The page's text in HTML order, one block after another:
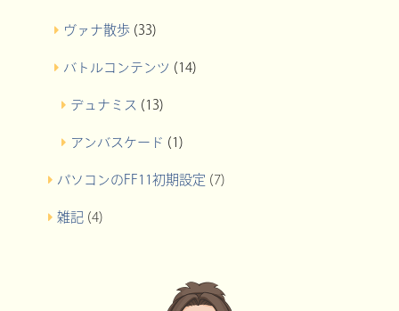
ヴァナ散歩 (33)
バトルコンテンツ (14)
デュナミス (13)
アンバスケード (1)
パソコンのFF11初期設定 (7)
雑記 (4)